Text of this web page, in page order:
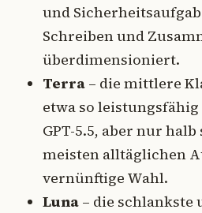
und
Schreiben und
überdimensioniert.
Terra – die mittlere
etwa so
GPT-5.5, aber nur
meisten alltäglichen
vernünftige Wahl.
Luna – die schlankste